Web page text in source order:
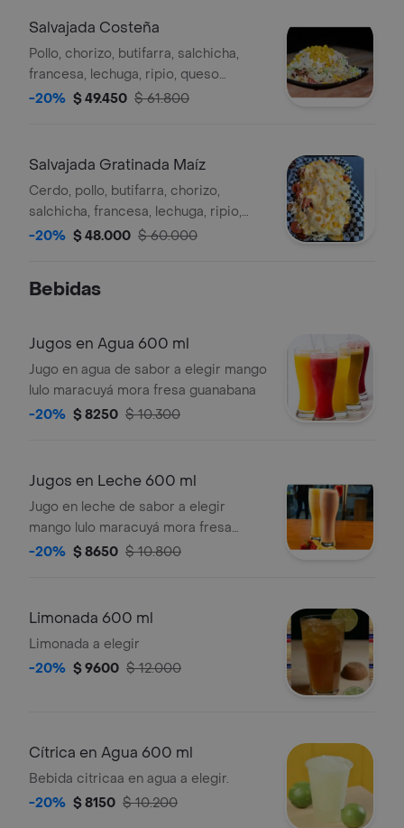
Salvajada Costeña
Pollo, chorizo, butifarra, salchicha,
francesa, lechuga, ripio, queso
costeño, maíz, suero.
-20% $ 49.450 $ 61.800
Salvajada Gratinada Maíz
Cerdo, pollo, butifarra, chorizo,
salchicha, francesa, lechuga, ripio,
queso gratinado, maíz.
-20% $ 48.000 $ 60.000
Bebidas
Jugos en Agua 600 ml
Jugo en agua de sabor a elegir mango
lulo maracuyá mora fresa guanabana
-20% $ 8250 $ 10.300
Jugos en Leche 600 ml
Jugo en leche de sabor a elegir
mango lulo maracuyá mora fresa
guanábana
-20% $ 8650 $ 10.800
Limonada 600 ml
Limonada a elegir
-20% $ 9600 $ 12.000
Cítrica en Agua 600 ml
Bebida citricaa en agua a elegir.
-20% $ 8150 $ 10.200